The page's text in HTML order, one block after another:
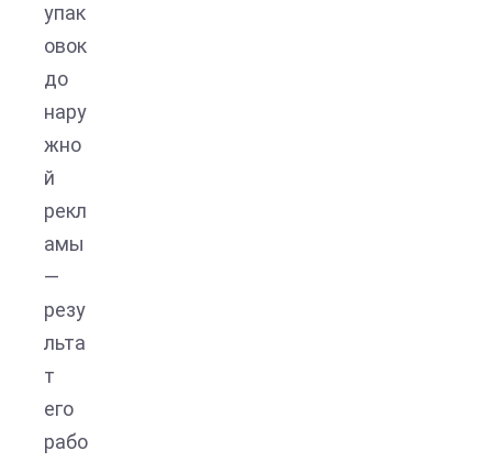
упак
овок
до
нару
жно
й
рекл
амы
—
резу
льта
т
его
рабо